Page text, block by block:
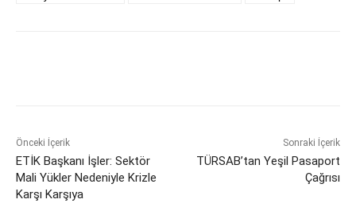
Önceki İçerik
ETİK Başkanı İşler: Sektör
Mali Yükler Nedeniyle Krizle
Karşı Karşıya
Sonraki İçerik
TÜRSAB’tan Yeşil Pasaport
Çağrısı